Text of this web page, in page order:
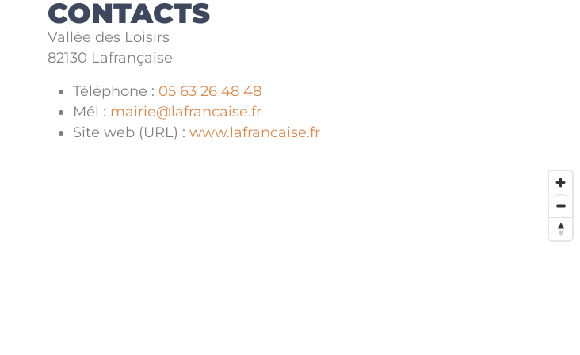
CONTACTS
Vallée des Loisirs
82130 Lafrançaise
Téléphone : 05 63 26 48 48
Mél : mairie@lafrancaise.fr
Site web (URL) : www.lafrancaise.fr